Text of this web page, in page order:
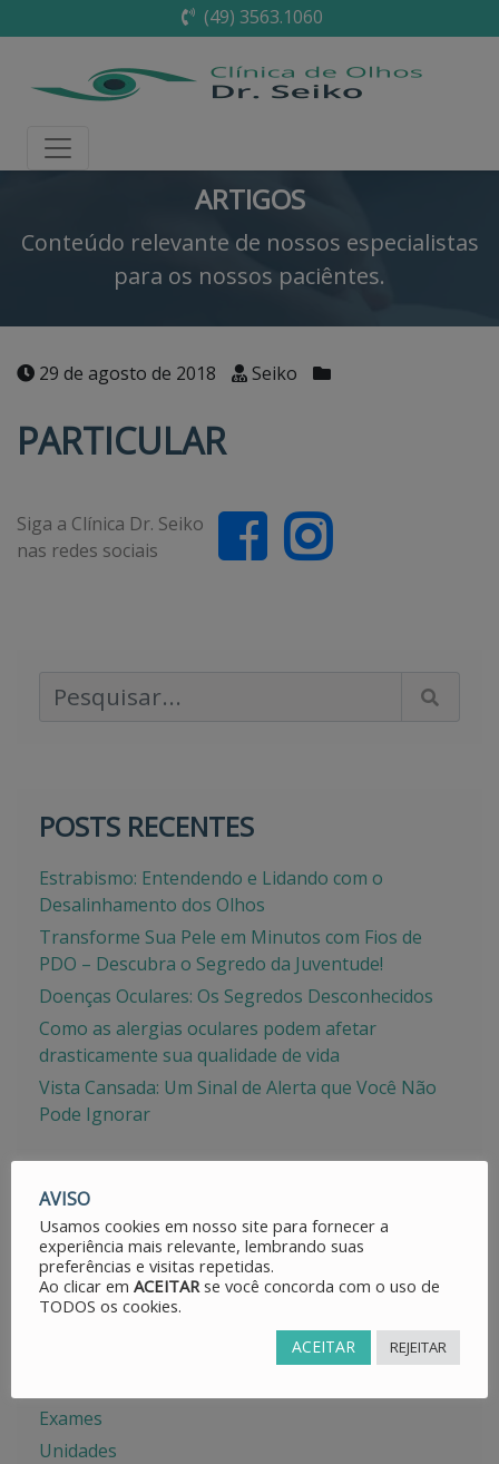
(49) 3563.1060
ARTIGOS
Conteúdo relevante de nossos especialistas
para os nossos paciêntes.
29 de agosto de 2018 Seiko
PARTICULAR
Siga a Clínica Dr. Seiko
nas redes sociais
Pesquisar Artigos
POSTS RECENTES
Estrabismo: Entendendo e Lidando com o
Desalinhamento dos Olhos
Transforme Sua Pele em Minutos com Fios de
PDO – Descubra o Segredo da Juventude!
Doenças Oculares: Os Segredos Desconhecidos
Como as alergias oculares podem afetar
drasticamente sua qualidade de vida
Vista Cansada: Um Sinal de Alerta que Você Não
Pode Ignorar
CATEGORIAS
Avisos
Exames
Unidades
AVISO
Usamos cookies em nosso site para fornecer a
experiência mais relevante, lembrando suas
preferências e visitas repetidas.
Ao clicar em ACEITAR se você concorda com o uso de
TODOS os cookies.
ACEITAR REJEITAR